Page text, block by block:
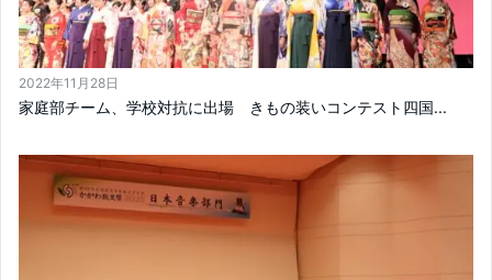
2022年11月28日
家庭部チーム、学校対抗に出場 きもの装いコンテスト四国...